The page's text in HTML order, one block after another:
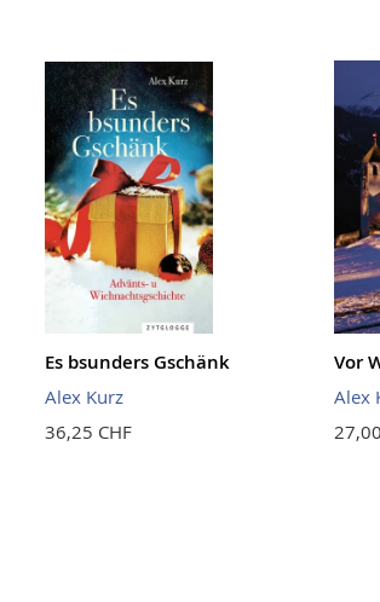
Es bsunders Gschänk
Alex Kurz
36,25 CHF
Vor
Alex